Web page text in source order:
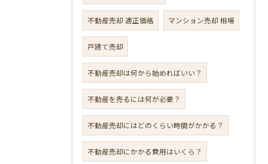
不動産売却 適正価格 マンション売却 相場
戸建て売却
不動産売却は何から始めればいい？
不動産を売るには何が必要？
不動産売却にはどのくらい時間がかかる？
不動産売却にかかる費用はいくら？